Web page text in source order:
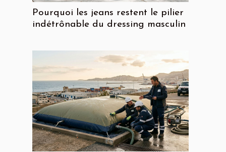
Pourquoi les jeans restent le pilier
indétrônable du dressing masculin